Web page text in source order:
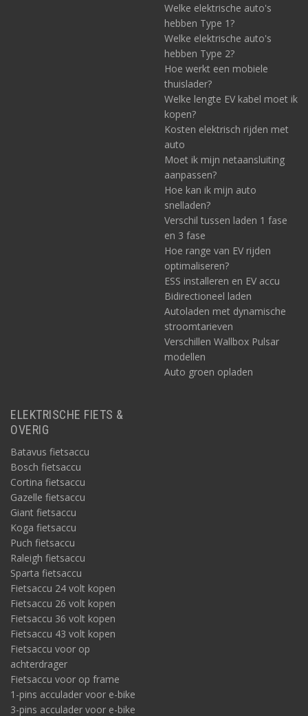
Welke elektrische auto's
hebben Type 1?
Welke elektrische auto's
hebben Type 2?
Hoe werkt een mobiele
thuislader?
Welke lengte EV kabel moet ik
kopen?
Kosten elektrisch rijden met
auto
Moet ik mijn netaansluiting
aanpassen?
Hoe kan ik mijn auto
snelladen?
Verschil tussen laden 1 fase
en 3 fase
Hoe range van EV rijden
optimaliseren?
ESS installeren en EV accu
Bidirectioneel laden
Autoladen met dynamische
stroomtarieven
Verschillen Wallbox Pulsar
modellen
Auto groen opladen
ELEKTRISCHE FIETS &
OVERIG
Batavus fietsaccu
Bosch fietsaccu
Cortina fietsaccu
Gazelle fietsaccu
Giant fietsaccu
Koga fietsaccu
Puch fietsaccu
Raleigh fietsaccu
Sparta fietsaccu
Fietsaccu 24 volt kopen
Fietsaccu 26 volt kopen
Fietsaccu 36 volt kopen
Fietsaccu 43 volt kopen
Fietsaccu voor op
achterdrager
Fietsaccu voor op frame
1-pins acculader voor e-bike
3-pins acculader voor e-bike